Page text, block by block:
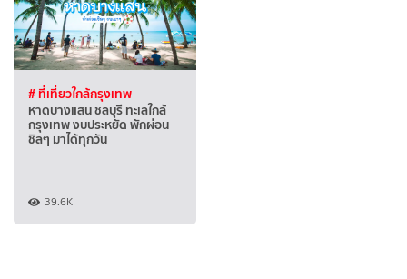
# ที่เที่ยวใกล้กรุงเทพ
หาดบางแสน ชลบุรี ทะเลใกล้
กรุงเทพ งบประหยัด พักผ่อน
ชิลๆ มาได้ทุกวัน
39.6K